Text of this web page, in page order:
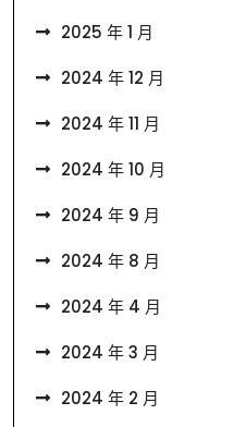
2025 年 1 月
2024 年 12 月
2024 年 11 月
2024 年 10 月
2024 年 9 月
2024 年 8 月
2024 年 4 月
2024 年 3 月
2024 年 2 月